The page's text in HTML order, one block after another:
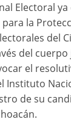
Electoral
la
del
del
el
Instituto
de su